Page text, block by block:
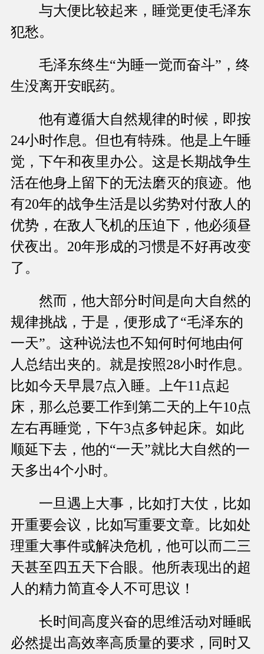
与大便比较起来，睡觉更使毛泽东
犯愁。
毛泽东终生“为睡一觉而奋斗”，终
生没离开安眠药。
他有遵循大自然规律的时候，即按
24小时作息。但也有特殊。他是上午睡
觉，下午和夜里办公。这是长期战争生
活在他身上留下的无法磨灭的痕迹。他
有20年的战争生活是以劣势对付敌人的
优势，在敌人飞机的压迫下，他必须昼
伏夜出。20年形成的习惯是不好再改变
了。
然而，他大部分时间是向大自然的
规律挑战，于是，便形成了“毛泽东的
一天”。这种说法也不知何时何地由何
人总结出夹的。就是按照28小时作息。
比如今天早晨7点入睡。上午11点起
床，那么总要工作到第二天的上午10点
左右再睡觉，下午3点多钟起床。如此
顺延下去，他的“一天”就比大自然的一
天多出4个小时。
一旦遇上大事，比如打大仗，比如
开重要会议，比如写重要文章。比如处
理重大事件或解决危机，他可以而二三
天甚至四五天下合眼。他所表现出的超
人的精力简直令人不可思议！
长时间高度兴奋的思维活动对睡眠
必然提出高效率高质量的要求，同时又